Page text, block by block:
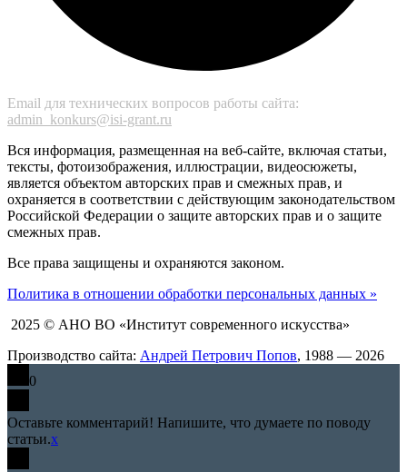
Email для технических вопросов работы сайта:
admin_konkurs@isi-grant.ru
Вся информация, размещенная на веб-сайте, включая статьи,
тексты, фотоизображения, иллюстрации, видеосюжеты,
является объектом авторских прав и смежных прав, и
охраняется в соответствии с действующим законодательством
Российской Федерации о защите авторских прав и о защите
смежных прав.
Все права защищены и охраняются законом.
Политика в отношении обработки персональных данных »
2025 © АНО ВО «Институт современного искусства»
Производство сайта: Андрей Петрович Попов, 1988 — 2026
0
Оставьте комментарий! Напишите, что думаете по поводу
статьи.x